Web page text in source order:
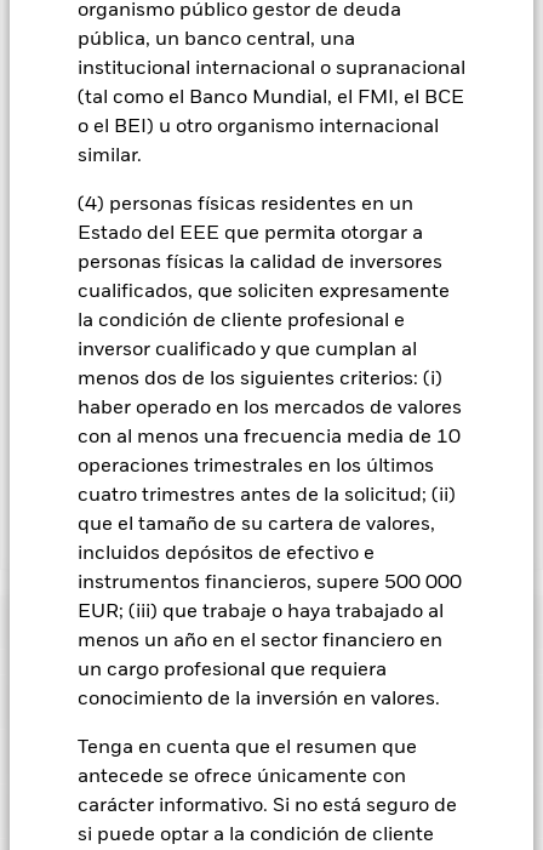
organismo público gestor de deuda
pública, un banco central, una
institucional internacional o supranacional
(tal como el Banco Mundial, el FMI, el BCE
o el BEI) u otro organismo internacional
similar.
(4) personas físicas residentes en un
Estado del EEE que permita otorgar a
personas físicas la calidad de inversores
cualificados, que soliciten expresamente
la condición de cliente profesional e
inversor cualificado y que cumplan al
menos dos de los siguientes criterios: (i)
haber operado en los mercados de valores
con al menos una frecuencia media de 10
operaciones trimestrales en los últimos
cuatro trimestres antes de la solicitud; (ii)
que el tamaño de su cartera de valores,
incluidos depósitos de efectivo e
instrumentos financieros, supere 500 000
EUR; (iii) que trabaje o haya trabajado al
menos un año en el sector financiero en
un cargo profesional que requiera
conocimiento de la inversión en valores.
Tenga en cuenta que el resumen que
antecede se ofrece únicamente con
carácter informativo. Si no está seguro de
si puede optar a la condición de cliente
antes de invertir en este. Dicho filtro ESG podría perjudicar al
valor de El Fondo se sitúa en la categoría 3, debido a la
naturaleza de sus inversiones, las inversiones del Fondo si se
Todas las clases de acciones con cobertura de divisas de este
fondo utilizan derivados para cubrir el riesgo de divisas. El
uso de derivados para una clase de acciones podría conllevar
over») a otras clases de acciones del fondo. La sociedad
gestora del fondo se asegurará de que se dispone de los
procedimientos adecuados para minimizar el riesgo de
contagio a otras clases de acciones. En el menú desplegable
que figura justo debajo del nombre del fondo, podrá ver un
acciones con cobertura de divisas se identifican mediante la
palabra «Hedged» en su nombre. Además, el listado
completo de todas las clases de acciones con cobertura de
divisas está disponible mediante solicitud a la sociedad
gestora del fondo.
iShares Screened Global Corporate Bond Index Fund
Rentabilidad
Gráfico de rendimiento
Ver gráfico completo
Rentabilidad
El riesgo de crédito, los cambios en los tipos de interés y/o los
la rentabilidad de los títulos de renta fija. Las rebajas de la
calificación de solvencia potenciales o reales pueden
incrementar el nivel de riesgo.El riesgo de inversión se
concentra en ciertos sectores, países, divisas o empresas. Ello
significa que el Fondo es más sensible a cualquier hecho
localizado, ya sea económico, de mercado, político,
Datos clave
Activos Netos EUR 205.729.128
Fecha de lanzamiento de la
12 oct 2020
Características del Fondo
Número de posiciones
Indicador de riesgo